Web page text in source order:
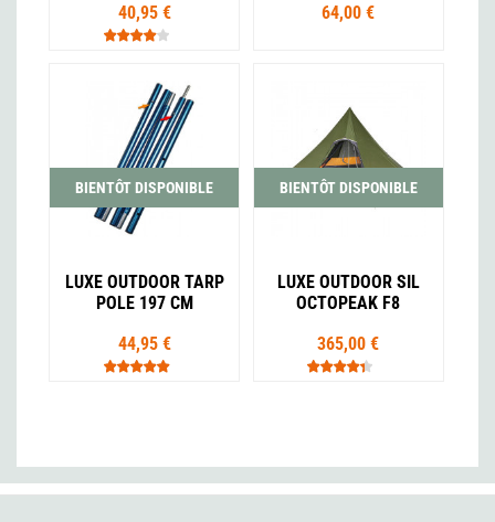
40,95 €
64,00 €
BIENTÔT DISPONIBLE
LUXE OUTDOOR TARP
POLE 197 CM
44,95 €
BIENTÔT DISPONIBLE
LUXE OUTDOOR SIL
OCTOPEAK F8
365,00 €